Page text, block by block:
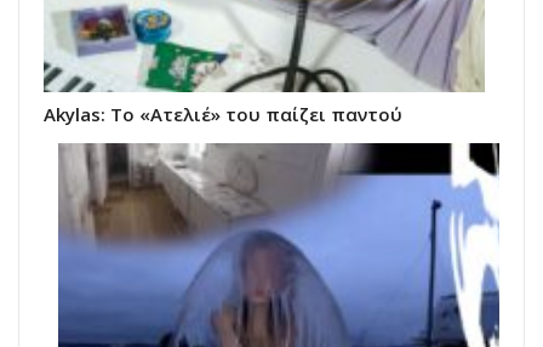
Akylas: To «Ατελιέ» του παίζει παντού